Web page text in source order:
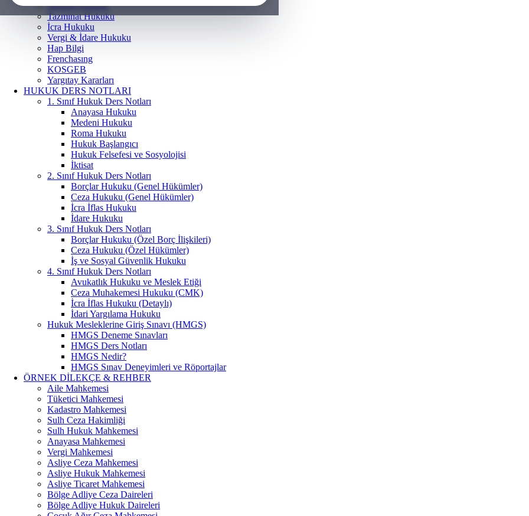
Medeni Hukuku
Tazminat Hukuku
İcra Hukuku
Vergi & İdare Hukuku
Hap Bilgi
Frenchasıng
KOSGEB
Yargıtay Kararları
HUKUK DERS NOTLARI
1. Sınıf Hukuk Ders Notları
Anayasa Hukuku
Medeni Hukuku
Roma Hukuku
Hukuk Başlangıcı
Hukuk Felsefesi ve Sosyolojisi
İktisat
2. Sınıf Hukuk Ders Notları
Borçlar Hukuku (Genel Hükümler)
Ceza Hukuku (Genel Hükümler)
İcra İflas Hukuku
İdare Hukuku
3. Sınıf Hukuk Ders Notları
Borçlar Hukuku (Özel Borç İlişkileri)
Ceza Hukuku (Özel Hükümler)
İş ve Sosyal Güvenlik Hukuku
4. Sınıf Hukuk Ders Notları
Avukatlık Hukuku ve Meslek Etiği
Ceza Muhakemesi Hukuku (CMK)
İcra İflas Hukuku (Detaylı)
İdari Yargılama Hukuku
Hukuk Mesleklerine Giriş Sınavı (HMGS)
HMGS Deneme Sınavları
HMGS Ders Notları
HMGS Nedir?
HMGS Sınav Deneyimleri ve Röportajlar
ÖRNEK DILEKÇE & REHBER
Aile Mahkemesi
Tüketici Mahkemesi
Kadastro Mahkemesi
Sulh Ceza Hakimliği
Sulh Hukuk Mahkemesi
Anayasa Mahkemesi
Vergi Mahkemesi
Asliye Ceza Mahkemesi
Asliye Hukuk Mahkemesi
Asliye Ticaret Mahkemesi
Bölge Adliye Ceza Daireleri
Bölge Adliye Hukuk Daireleri